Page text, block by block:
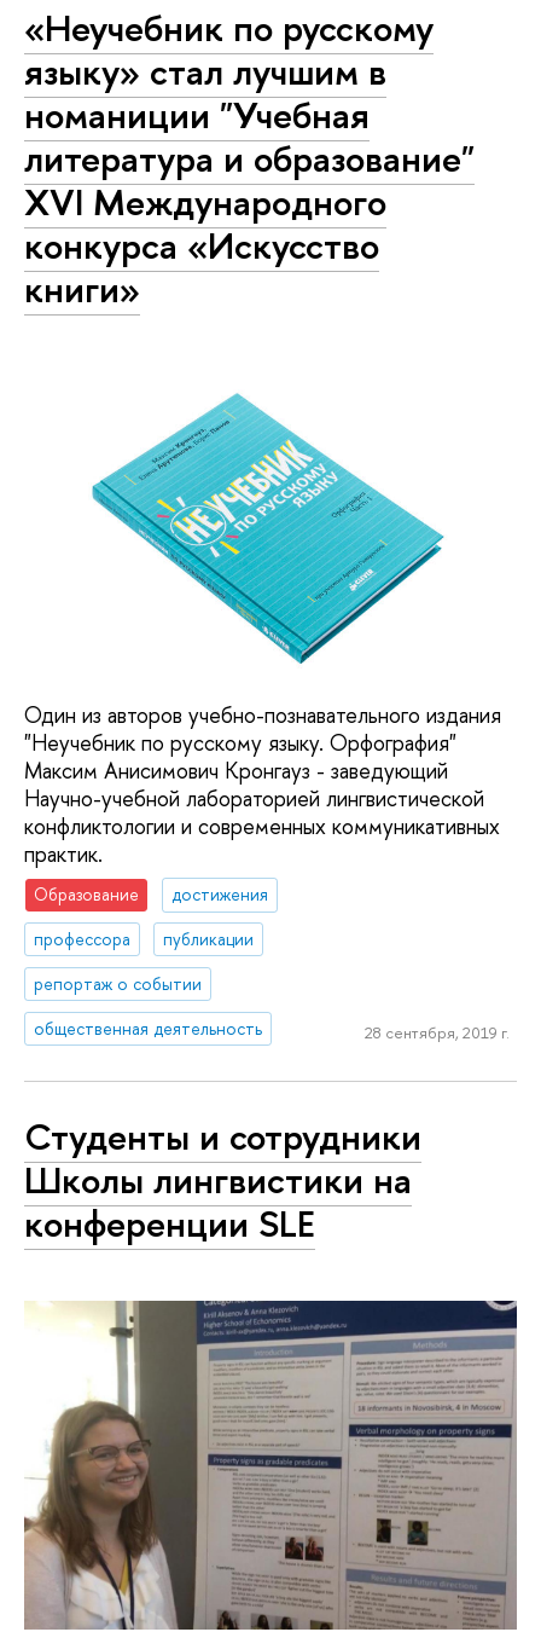
«Неучебник по русскому
языку» стал лучшим в
номаниции "Учебная
литература и образование"
XVI Международного
конкурса «Искусство
книги»
Один из авторов учебно-познавательного издания
"Неучебник по русскому языку. Орфография"
Максим Анисимович Кронгауз - заведующий
Научно-учебной лабораторией лингвистической
конфликтологии и современных коммуникативных
практик.
Образование
достижения
профессора
публикации
репортаж о событии
общественная деятельность
28 сентября, 2019 г.
Студенты и сотрудники
Школы лингвистики на
конференции SLE